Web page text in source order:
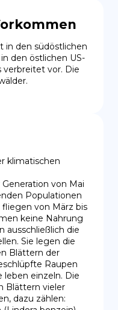
in den südöstlichen
den östlichen US-
verbreitet vor. Die
klimatischen
von Mai
Populationen
von März bis
keine Nahrung
ausschließlich die
Sie legen die
Blättern der
Raupen
leben einzeln. Die
Blättern vieler
dazu zählen: